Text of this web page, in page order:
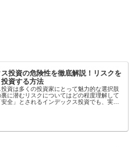
投資の危険性を徹底解説！リスクを
資する方法
投資は多くの投資家にとって魅力的な選択肢
に潜むリスクについてはどの程度理解して
全」とされるインデックス投資でも、実は